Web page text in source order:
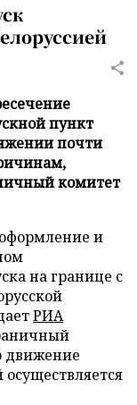
пункт
почти
комитет
и
на границе с
РИА
движение